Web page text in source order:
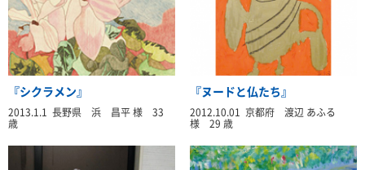
『シクラメン』
2013.1.1 長野県 浜 昌平 様 33
歳
『ヌードと仏たち』
2012.10.01 京都府 渡辺 あふる
様 29 歳